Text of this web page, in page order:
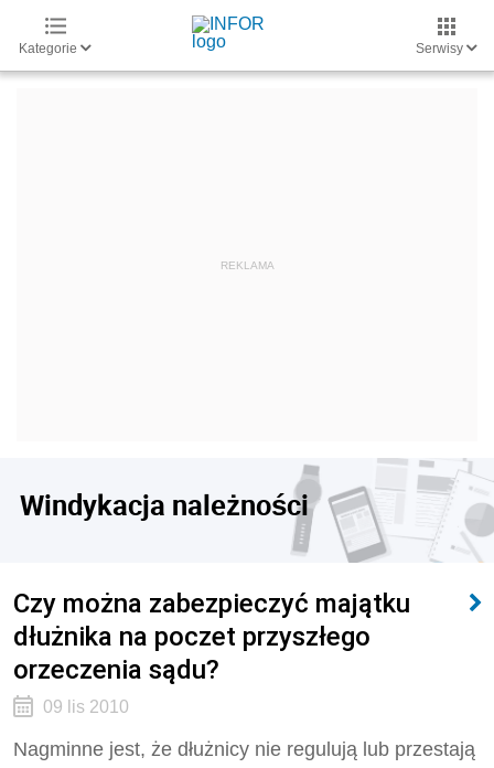
Kategorie Serwisy
Windykacja należności
Czy można zabezpieczyć majątku
dłużnika na poczet przyszłego
orzeczenia sądu?
09 lis 2010
Nagminne jest, że dłużnicy nie regulują lub przestają